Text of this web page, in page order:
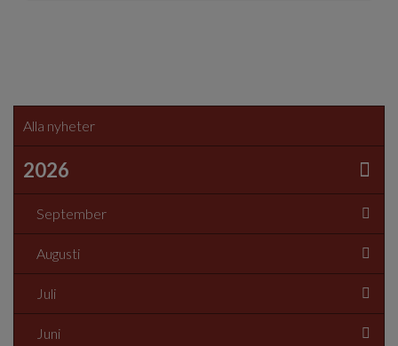
Alla nyheter
2026
September
Augusti
Juli
Juni